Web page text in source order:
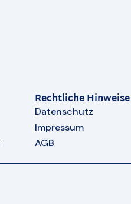
Rechtliche Hinweise
Datenschutz
Impressum
AGB